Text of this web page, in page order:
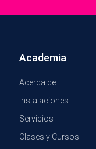
Academia
Acerca de
Instalaciones
Servicios
Clases y Cursos